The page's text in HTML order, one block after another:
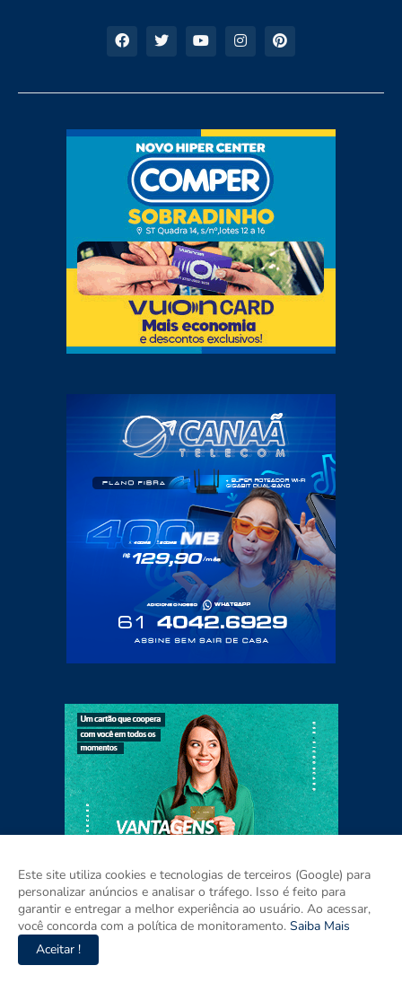
Este site utiliza cookies e tecnologias de terceiros (Google) para
personalizar anúncios e analisar o tráfego. Isso é feito para
garantir e entregar a melhor experiência ao usuário. Ao acessar,
você concorda com a política de monitoramento. Saiba Mais
Aceitar !